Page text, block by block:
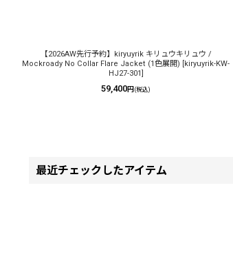
【2026AW先行予約】kiryuyrik キリュウキリュウ /
Mockroady No Collar Flare Jacket (1色展開) [kiryuyrik-KW-
HJ27-301]
59,400円 (税込)
最近チェックしたアイテム